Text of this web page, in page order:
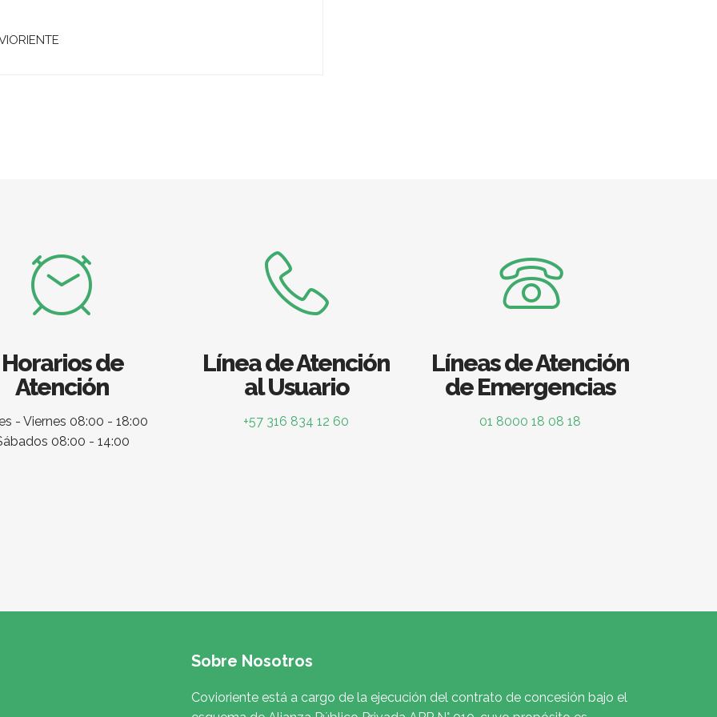
Horarios de
Atención
- Viernes 08:00 - 18:00
08:00 - 14:00
Línea de Atención
al Usuario
+57 316 834 12 60
Líneas de Atención
de Emergencias
01 8000 18 08 18
Sobre Nosotros
Covioriente está a cargo de la ejecución del contrato de concesión bajo el